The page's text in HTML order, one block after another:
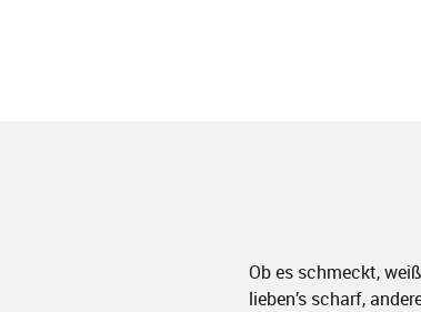
Ob es schmeckt,
lieben’s scharf,